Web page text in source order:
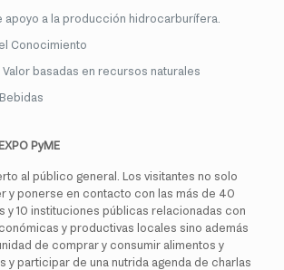
apoyo a la producción hidrocarburífera.
Conocimiento
Valor basadas en recursos naturales
PyME
al público general. Los visitantes no solo
y ponerse en contacto con las más de 40
y 10 instituciones públicas relacionadas con
y productivas locales sino además
de comprar y consumir alimentos y
y participar de una nutrida agenda de charlas